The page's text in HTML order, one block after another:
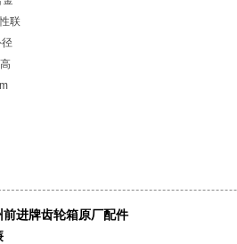
前进牌齿轮箱原厂配件